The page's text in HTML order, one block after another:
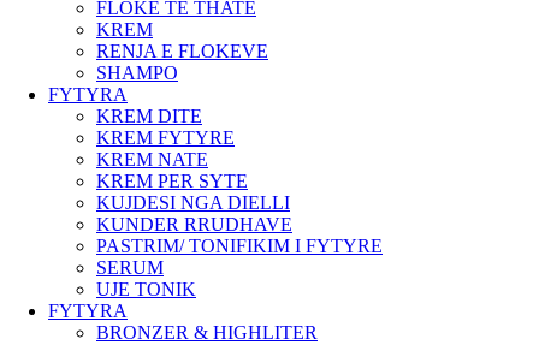
FLOKE TE THATE
KREM
RENJA E FLOKEVE
SHAMPO
FYTYRA
KREM DITE
KREM FYTYRE
KREM NATE
KREM PER SYTE
KUJDESI NGA DIELLI
KUNDER RRUDHAVE
PASTRIM/ TONIFIKIM I FYTYRE
SERUM
UJE TONIK
FYTYRA
BRONZER & HIGHLITER